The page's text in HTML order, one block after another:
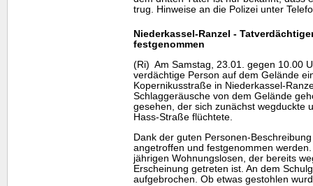
trug. Hinweise an die Polizei unter
Niederkassel-Ranzel -
festgenommen
(Ri) Am Samstag, 23.01. gegen 10.00
verdächtige Person auf dem Gelände
Kopernikusstraße in Niederkassel-
Schlaggeräusche von dem Gelände
gesehen, der sich zunächst wegduckte
Hass-Straße flüchtete.
Dank der guten Personen-
angetroffen und festgenommen
jährigen Wohnungslosen, der bereits
Erscheinung getreten ist. An dem
aufgebrochen. Ob etwas gestohlen